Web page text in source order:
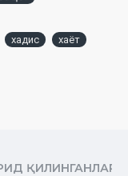
мүмкин емес
хадис хаёт
ҚИЛИНГАНЛАР